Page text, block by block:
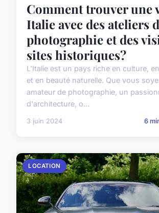
Comment trouver une
Italie avec des ateliers
photographie et des
sites historiques?
L'Italie est un pays riche en culture,
et en beauté naturelle. Que vous
amateur de photographie, un
d'architecture, o...
3 juin 2024 6
LOCATION